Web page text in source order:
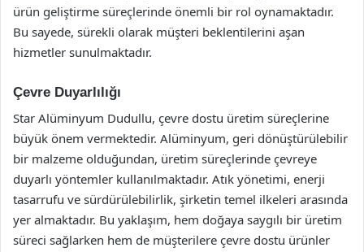
ürün geliştirme süreçlerinde önemli bir rol oynamaktadır.
Bu sayede, sürekli olarak müşteri beklentilerini aşan
hizmetler sunulmaktadır.
Çevre Duyarlılığı
Star Alüminyum Dudullu, çevre dostu üretim süreçlerine
büyük önem vermektedir. Alüminyum, geri dönüştürülebilir
bir malzeme olduğundan, üretim süreçlerinde çevreye
duyarlı yöntemler kullanılmaktadır. Atık yönetimi, enerji
tasarrufu ve sürdürülebilirlik, şirketin temel ilkeleri arasında
yer almaktadır. Bu yaklaşım, hem doğaya saygılı bir üretim
süreci sağlarken hem de müşterilere çevre dostu ürünler